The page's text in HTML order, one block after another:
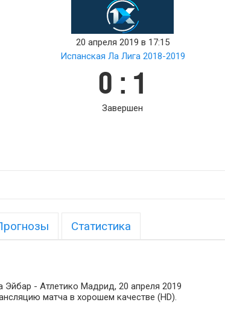
20 апреля 2019 в 17:15
Испанская Ла Лига 2018-2019
0 : 1
Завершен
Статистика
Эйбар - Атлетико Мадрид, 20 апреля 2019
матча в хорошем качестве (HD).